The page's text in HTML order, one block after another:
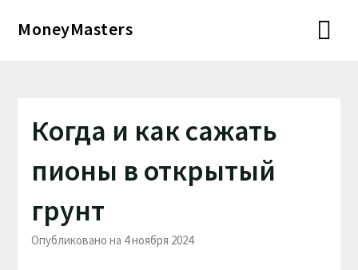
MoneyMasters
Когда и как сажать
пионы в открытый
грунт
Опубликовано на 4 ноября 2024